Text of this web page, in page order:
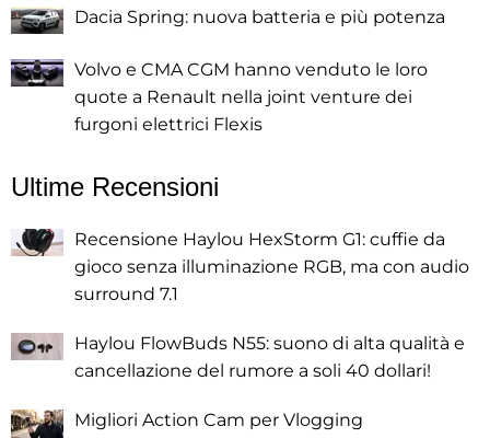
Dacia Spring: nuova batteria e più potenza
Volvo e CMA CGM hanno venduto le loro
quote a Renault nella joint venture dei
furgoni elettrici Flexis
Ultime Recensioni
Recensione Haylou HexStorm G1: cuffie da
gioco senza illuminazione RGB, ma con audio
surround 7.1
Haylou FlowBuds N55: suono di alta qualità e
cancellazione del rumore a soli 40 dollari!
Migliori Action Cam per Vlogging